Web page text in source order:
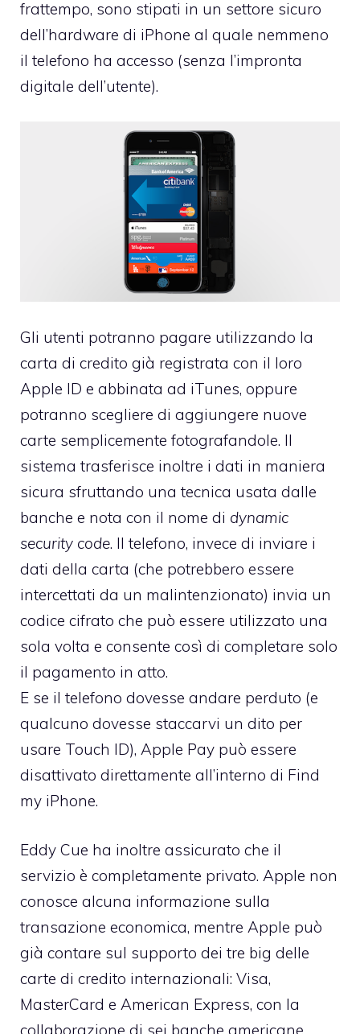
frattempo, sono stipati in un settore sicuro
dell’hardware di iPhone al quale nemmeno
il telefono ha accesso (senza l’impronta
digitale dell’utente).
Gli utenti potranno pagare utilizzando la
carta di credito già registrata con il loro
Apple ID e abbinata ad iTunes, oppure
potranno scegliere di aggiungere nuove
carte semplicemente fotografandole. Il
sistema trasferisce inoltre i dati in maniera
sicura sfruttando una tecnica usata dalle
banche e nota con il nome di dynamic
security code. Il telefono, invece di inviare i
dati della carta (che potrebbero essere
intercettati da un malintenzionato) invia un
codice cifrato che può essere utilizzato una
sola volta e consente così di completare solo
il pagamento in atto.
E se il telefono dovesse andare perduto (e
qualcuno dovesse staccarvi un dito per
usare Touch ID), Apple Pay può essere
disattivato direttamente all’interno di Find
my iPhone.
Eddy Cue ha inoltre assicurato che il
servizio è completamente privato. Apple non
conosce alcuna informazione sulla
transazione economica, mentre Apple può
già contare sul supporto dei tre big delle
carte di credito internazionali: Visa,
MasterCard e American Express, con la
collaborazione di sei banche americane